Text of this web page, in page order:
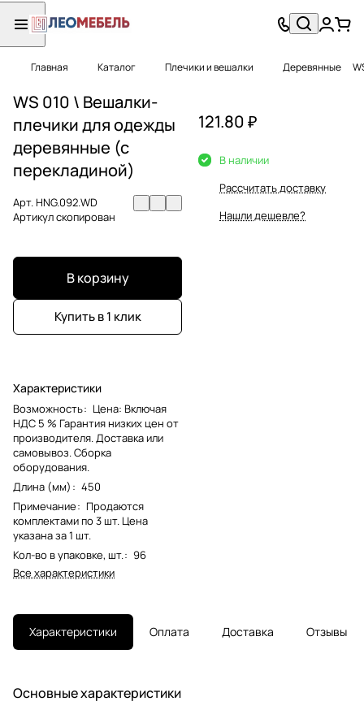
Главная Каталог Плечики и вешалки Деревянные
WS 010 \ Вешалки-
плечики для одежды
деревянные (с
перекладиной)
Арт.HNG.092.WD
Артикул скопирован
В корзину
Купить в 1 клик
Характеристики
Возможность: Цена: Включая
НДС 5 % Гарантия низких цен от
производителя. Доставка или
самовывоз. Сборка
оборудования.
Длина (мм) : 450
Примечание: Продаются
комплектами по 3 шт. Цена
указана за 1 шт.
Кол-во в упаковке, шт.: 96
Все характеристики
121.80 ₽
В наличии
Рассчитать доставку
Нашли дешевле?
Характеристики Оплата Доставка Отзывы
Основные характеристики